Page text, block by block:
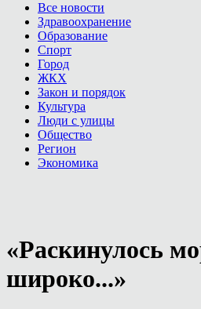
Все новости
Здравоохранение
Образование
Спорт
Город
ЖКХ
Закон и порядок
Культура
Люди с улицы
Общество
Регион
Экономика
«Раскинулось
широко...»